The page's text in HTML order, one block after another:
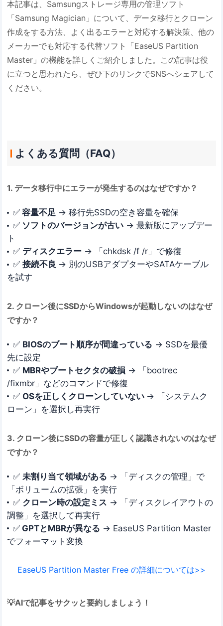
本記事は、Samsungストレージ専用の管理ソフト
「Samsung Magician」について、データ移行とクローン
作成をする方法、よく出るエラーと対応する解決策、他の
メーカーでも対応する代替ソフト「EaseUS Partition
Master」の機能を詳しくご紹介しました。この記事は役
に立つと思われたら、ぜひ下のリンクでSNSへシェアして
ください。
よくある質問（FAQ）
1. データ移行中にエラーが発生するのはなぜですか？
✅容量不足→ 移行先SSDの空き容量を確保
✅ソフトのバージョンが古い→ 最新版にアップデー
ト
✅ ディスクエラー→ 「chkdsk /f /r」で修復
✅ 接続不良 → 別のUSBアダプターやSATAケーブル
を試す
2. クローン後にSSDからWindowsが起動しないのはなぜ
ですか？
✅ BIOSのブート順序が間違っている → SSDを最優
先に設定
✅ MBRやブートセクタの破損 → 「bootrec
/fixmbr」などのコマンドで修復
✅ OSを正しくクローンしていない → 「システムク
ローン」を選択し再実行
3. クローン後にSSDの容量が正しく認識されないのはなぜ
ですか？
✅ 未割り当て領域がある → 「ディスクの管理」で
「ボリュームの拡張」を実行
✅ クローン時の設定ミス → 「ディスクレイアウトの
調整」を選択して再実行
✅GPTとMBRが異なる → EaseUS Partition Master
でフォーマット変換
EaseUS Partition Master Free の詳細については>>
💡AIで記事をサクッと要約しましょう！